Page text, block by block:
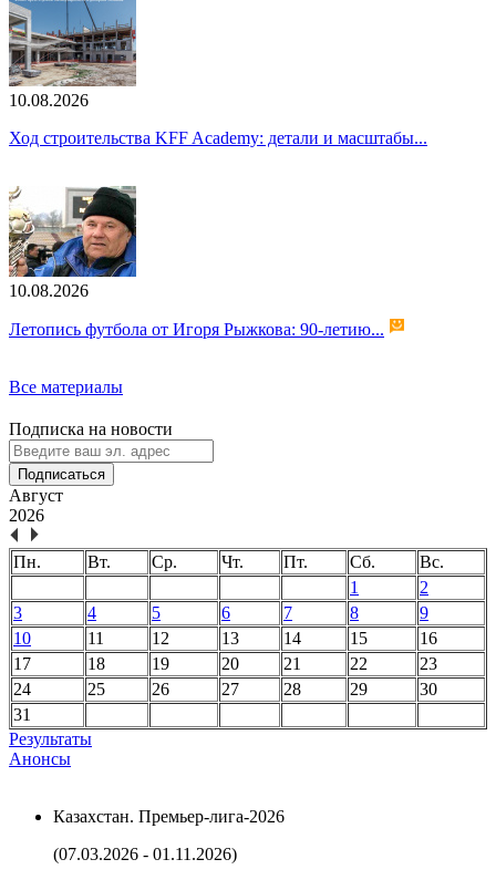
10.08.2026
Ход строительства KFF Academy: детали и масштабы...
10.08.2026
Летопись футбола от Игоря Рыжкова: 90-летию...
Все материалы
Подписка на новости
Подписаться
Август
2026
Пн. Вт. Ср. Чт. Пт. Сб.
Вс.
1
2
3
4 5 6 7 8
9
10
11 12 13 14 15
16
17
18 19 20 21 22
23
24
25 26 27 28 29
30
31
Результаты
Анонсы
Казахстан. Премьер-лига-2026
(07.03.2026 - 01.11.2026)